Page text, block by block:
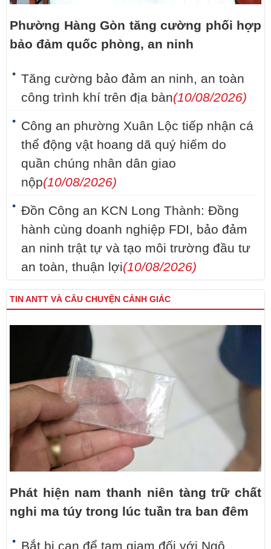
Phường Hàng Gòn tăng cường phối hợp
bảo đảm quốc phòng, an ninh
Tăng cường bảo đảm an ninh, an toàn
công trình khí trên địa bàn(10/08/2026)
Công an phường Xuân Lộc tiếp nhận cá
thể động vật hoang dã quý hiếm do
quần chúng nhân dân giao
nộp(10/08/2026)
Đồn Công an KCN Long Thành: Đồng
hành cùng doanh nghiệp FDI, bảo đảm
an ninh trật tự và tạo môi trường đầu tư
an toàn, thuận lợi(10/08/2026)
TIN ANTT VÀ CÂU CHUYỆN CẢNH GIÁC
Phát hiện nam thanh niên tàng trữ chất
nghi ma túy trong lúc tuần tra ban đêm
Bắt bị can để tạm giam đối với Ngô